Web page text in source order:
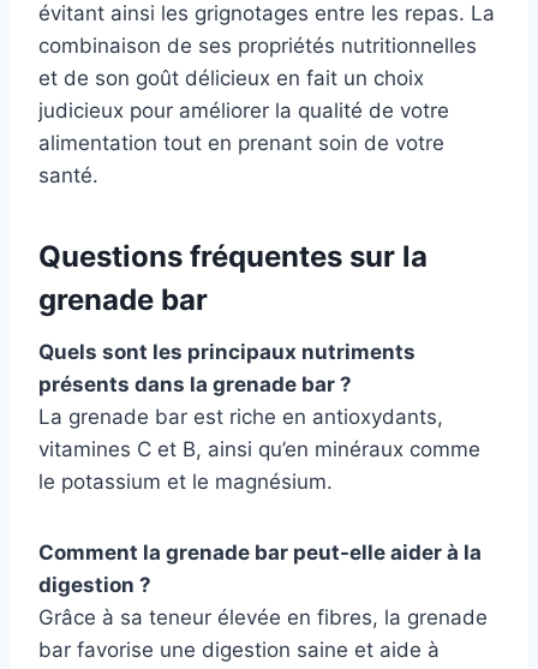
évitant ainsi les grignotages entre les repas. La
combinaison de ses propriétés nutritionnelles
et de son goût délicieux en fait un choix
judicieux pour améliorer la qualité de votre
alimentation tout en prenant soin de votre
santé.
Questions fréquentes sur la
grenade bar
Quels sont les principaux nutriments
présents dans la grenade bar ?
La grenade bar est riche en antioxydants,
vitamines C et B, ainsi qu’en minéraux comme
le potassium et le magnésium.
Comment la grenade bar peut-elle aider à la
digestion ?
Grâce à sa teneur élevée en fibres, la grenade
bar favorise une digestion saine et aide à